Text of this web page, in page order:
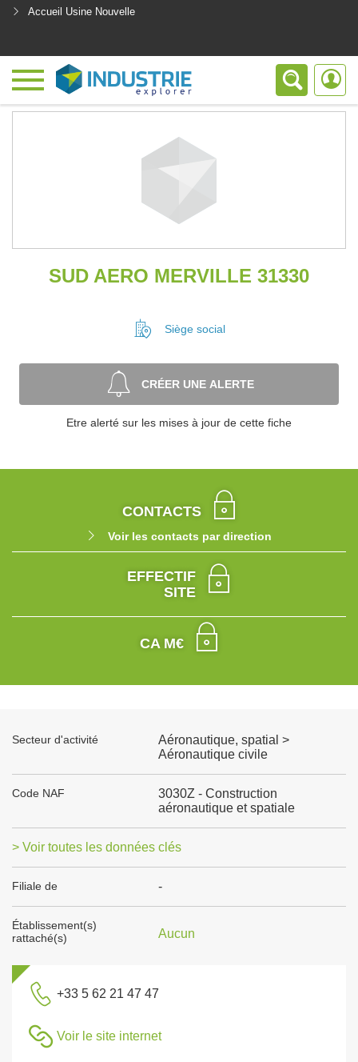
Accueil Usine Nouvelle
SUD AERO MERVILLE 31330
Siège social
CRÉER UNE ALERTE
Etre alerté sur les mises à jour de cette fiche
CONTACTS
Voir les contacts par direction
EFFECTIF
SITE
CA M€
Secteur d'activité
Aéronautique, spatial >
Aéronautique civile
Code NAF
3030Z - Construction
aéronautique et spatiale
> Voir toutes les données clés
Filiale de -
Établissement(s)
rattaché(s)
Aucun
+33 5 62 21 47 47
Voir le site internet